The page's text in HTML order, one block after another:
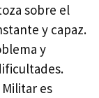
sobre el
y capaz.
y
es